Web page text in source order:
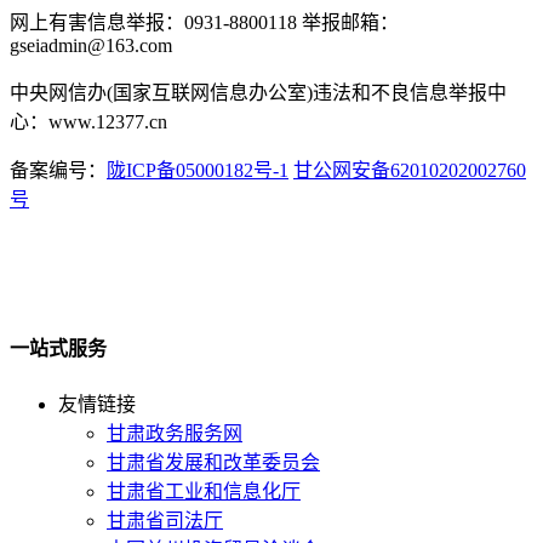
网上有害信息举报：0931-8800118 举报邮箱：
gseiadmin@163.com
中央网信办(国家互联网信息办公室)违法和不良信息举报中
心：www.12377.cn
备案编号： 陇ICP备05000182号-1 甘公网安备62010202002760
号
一站式服务
友情链接
甘肃政务服务网
甘肃省发展和改革委员会
甘肃省工业和信息化厅
甘肃省司法厅